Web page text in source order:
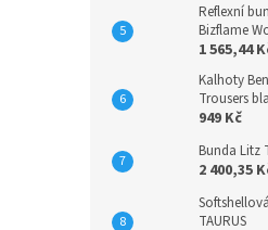
Reflexní
Bizflame
1 565,44
Kalhoty
Trousers
949 Kč
Bunda Litz
2 400,35
TAURUS